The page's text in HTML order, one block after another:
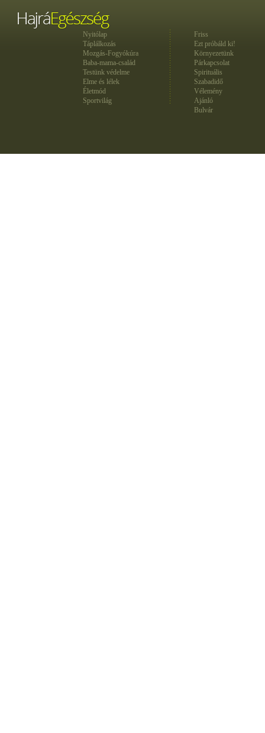
Nyitólap
Táplálkozás
Mozgás-Fogyókúra
Baba-mama-család
Testünk védelme
Elme és lélek
Életmód
Sportvilág
Friss
Ezt próbáld ki!
Környezetünk
Párkapcsolat
Spirituális
Szabadidő
Vélemény
Ajánló
Bulvár